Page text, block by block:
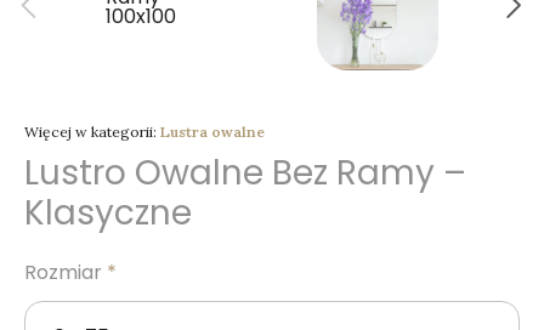
Więcej w kategorii: Lustra owalne
Lustro Owalne Bez Ramy –
Klasyczne
Rozmiar *